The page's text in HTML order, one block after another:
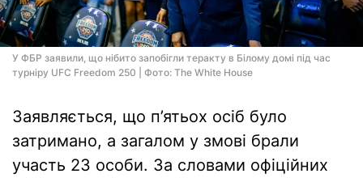
У ФБР заявили, що нібито запобігли теракту в Білому домі під час
турніру UFC Freedom 250 | Фото: The White House
Заявляється, що п’ятьох осіб було
затримано, а загалом у змові брали
участь 23 особи. За словами офіційних